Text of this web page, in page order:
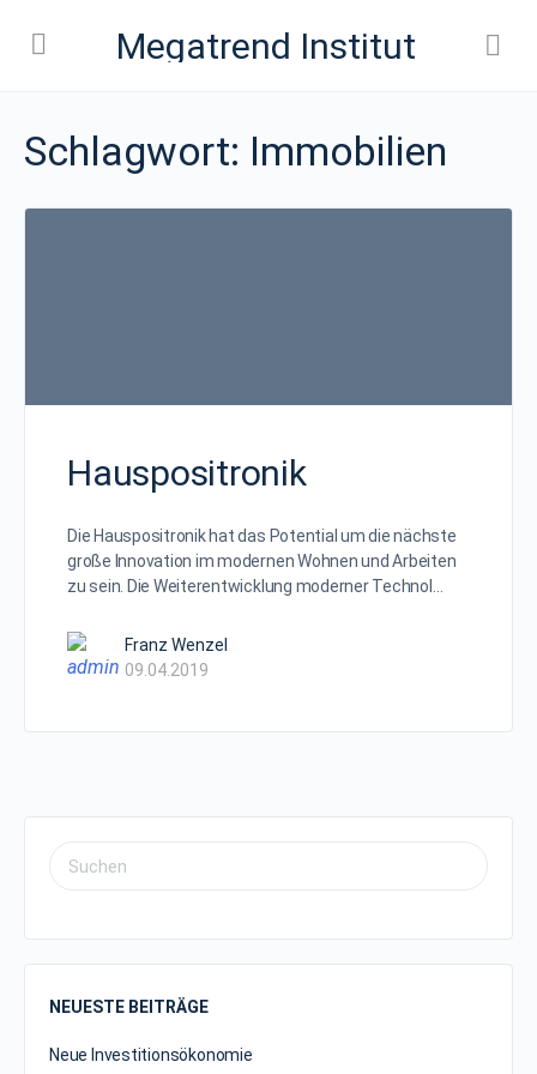
Megatrend Institut
Schlagwort: Immobilien
Hauspositronik
Die Hauspositronik hat das Potential um die nächste
große Innovation im modernen Wohnen und Arbeiten
zu sein. Die Weiterentwicklung moderner Technol…
Franz Wenzel
09.04.2019
NEUESTE BEITRÄGE
Neue Investitionsökonomie